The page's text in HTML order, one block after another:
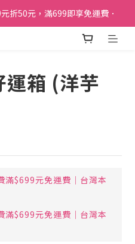
折50元，滿699即享免運費．
折50元，滿699即享免運費．
箱 (洋芋
滿$699元免運費｜台灣本
滿$699元免運費｜台灣本